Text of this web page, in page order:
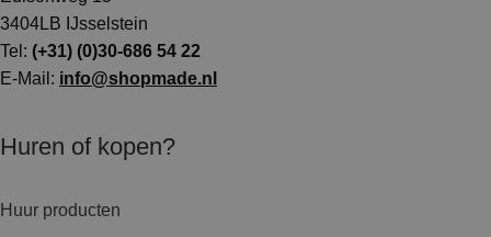
3404LB IJsselstein
Tel: (+31) (0)30-686 54 22
E-Mail: info@shopmade.nl
Huren of kopen?
Huur producten